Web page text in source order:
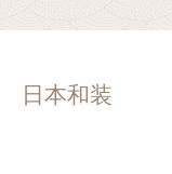
日本和装